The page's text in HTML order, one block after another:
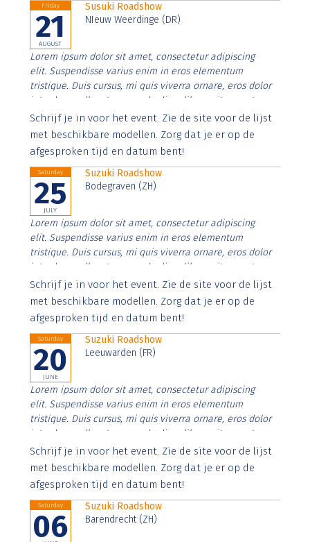
Friday
21
AUGUST
Susuki Roadshow
NIeuw Weerdinge (DR)
Lorem ipsum dolor sit amet, consectetur adipiscing
elit. Suspendisse varius enim in eros elementum
tristique. Duis cursus, mi quis viverra ornare, eros dolor
interdum nulla, ut commodo diam libero vitae erat.
Aenean faucibus nibh et justo cursus id rutrum lorem
imperdiet. Nunc ut sem vitae risus tristique posuere.
Schrijf je in voor het event. Zie de site voor de lijst
met beschikbare modellen. Zorg dat je er op de
afgesproken tijd en datum bent!
Saturday
25
JULY
Suzuki Roadshow
Bodegraven (ZH)
Lorem ipsum dolor sit amet, consectetur adipiscing
elit. Suspendisse varius enim in eros elementum
tristique. Duis cursus, mi quis viverra ornare, eros dolor
interdum nulla, ut commodo diam libero vitae erat.
Aenean faucibus nibh et justo cursus id rutrum lorem
imperdiet. Nunc ut sem vitae risus tristique posuere.
Schrijf je in voor het event. Zie de site voor de lijst
met beschikbare modellen. Zorg dat je er op de
afgesproken tijd en datum bent!
Saturday
20
JUNE
Suzuki Roadshow
Leeuwarden (FR)
Lorem ipsum dolor sit amet, consectetur adipiscing
elit. Suspendisse varius enim in eros elementum
tristique. Duis cursus, mi quis viverra ornare, eros dolor
interdum nulla, ut commodo diam libero vitae erat.
Aenean faucibus nibh et justo cursus id rutrum lorem
imperdiet. Nunc ut sem vitae risus tristique posuere.
Schrijf je in voor het event. Zie de site voor de lijst
met beschikbare modellen. Zorg dat je er op de
afgesproken tijd en datum bent!
Saturday
06
Suzuki Roadshow
Barendrecht (ZH)